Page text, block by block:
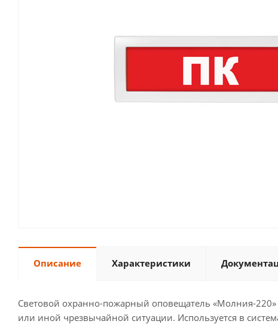
Описание Характеристики
Световой охранно-пожарный оповещатель «Молния-
или иной чрезвычайной ситуации. Используется в